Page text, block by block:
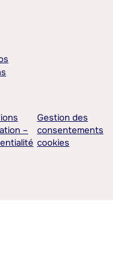
–
Gestion des
consentements
cookies